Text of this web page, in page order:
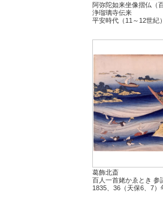
阿弥陀如来坐像摺仏（
浄瑠璃寺伝来
平安時代（11～12世紀）
葛飾北斎
百人一首姥かゑとき 参
1835、36（天保6、7）